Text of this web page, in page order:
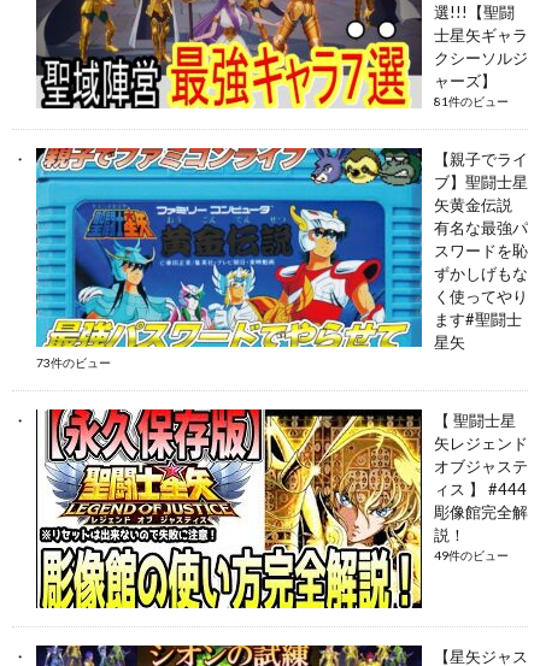
選!!!【聖闘
士星矢ギャラ
クシーソルジ
ャーズ】
81件のビュー
【親子でライ
ブ】聖闘士星
矢黄金伝説
有名な最強パ
スワードを恥
ずかしげもな
く使ってやり
ます#聖闘士
星矢
73件のビュー
【 聖闘士星
矢レジェンド
オブジャステ
ィス 】 #444
彫像館完全解
説！
49件のビュー
【星矢ジャス